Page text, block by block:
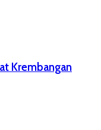
Krembangan